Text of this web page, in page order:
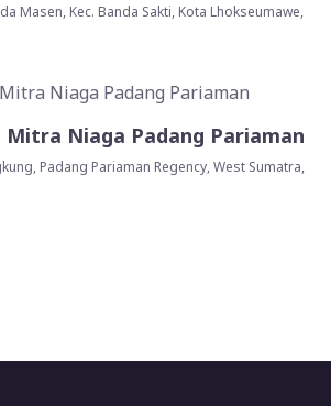
Masen, Kec. Banda Sakti, Kota Lhokseumawe,
Mitra Niaga Padang Pariaman
Padang Pariaman Regency, West Sumatra,